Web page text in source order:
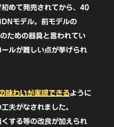
めて発売されてから、40
モデル。前モデルの
ための器具と言われてい
ルが難しい点が挙げられ
味わいが実現できるように
夫がなされました。
する等の改良が加えられ